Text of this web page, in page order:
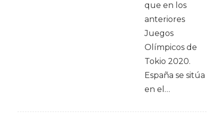
que en los
anteriores
Juegos
Olímpicos de
Tokio 2020.
España se sitúa
en el…